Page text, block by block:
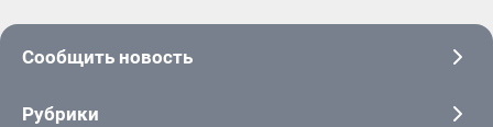
Сообщить новость
Рубрики